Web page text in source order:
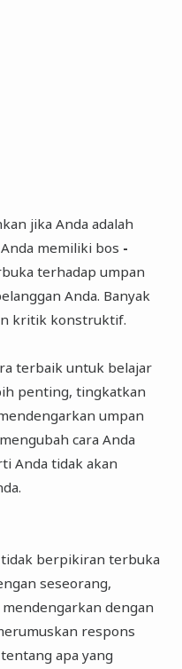
jika Anda adalah
memiliki bos -
terhadap umpan
Anda. Banyak
kritik konstruktif.
terbaik untuk belajar
penting, tingkatkan
umpan
cara Anda
Anda tidak akan
berpikiran terbuka
seseorang,
dengan
respons
apa yang